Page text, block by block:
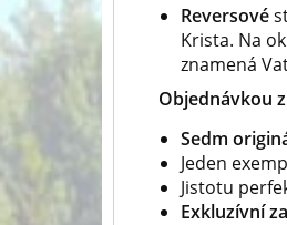
Reversové
Krista. Na
znamená
Objednávkou
Sedm
Jeden
Jistotu
Exkluzívní